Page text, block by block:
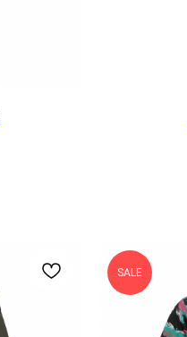
SALE